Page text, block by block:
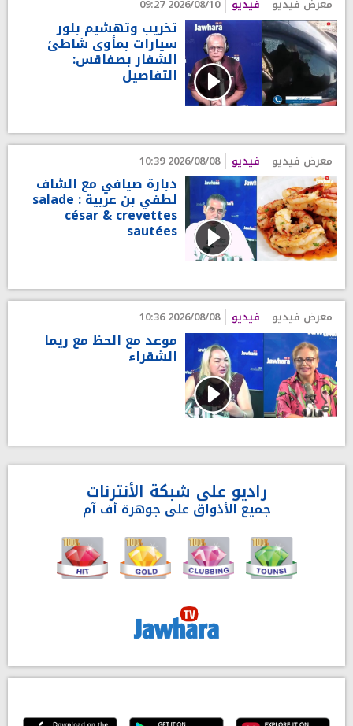
معرض فيديو فيديو 2026/08/10 09:27
تخريب وتهشيم بلور
سيارات بمأوى شاطئ
الشفار بصفاقس:
التفاصيل
معرض فيديو فيديو 2026/08/08 10:39
دبارة صيافي مع الشاف
لطفي بن عربية : salade
césar & crevettes
sautées
معرض فيديو فيديو 2026/08/08 10:36
موعد مع الحظ مع ريما
الشقراء
راديو على شبكة الأنترنات
جميع الأذواق على جوهرة أف آم